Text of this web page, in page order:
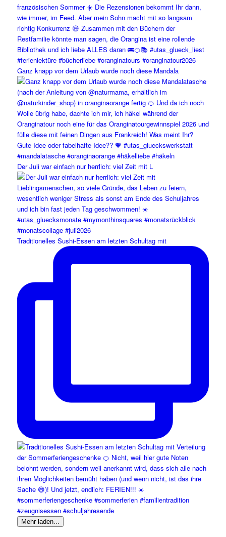
Ganz knapp vor dem Urlaub wurde noch diese Mandala
Der Juli war einfach nur herrlich: viel Zeit mit L
Traditionelles Sushi-Essen am letzten Schultag mit
Mehr laden...